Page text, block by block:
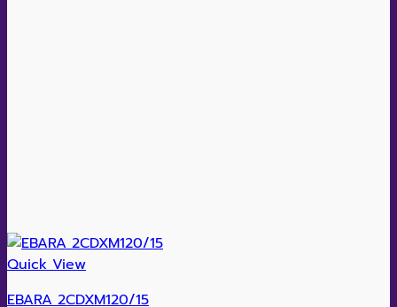
Quick View
EBARA 2CDXM120/15